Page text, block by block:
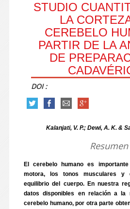
STUDIO
LA
CEREBELO
PARTIR DE LA
DE
DOI :
Kalanjati, V. P.; Dewi, A. K. &
Resumen
El cerebelo humano es
motora, los tonos musculares y
equilibrio del cuerpo. En nuestra
datos disponibles en relación a la
cerebelo humano, por otra parte